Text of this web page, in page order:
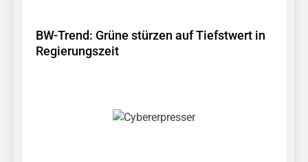
BW-Trend: Grüne stürzen auf Tiefstwert in
Regierungszeit